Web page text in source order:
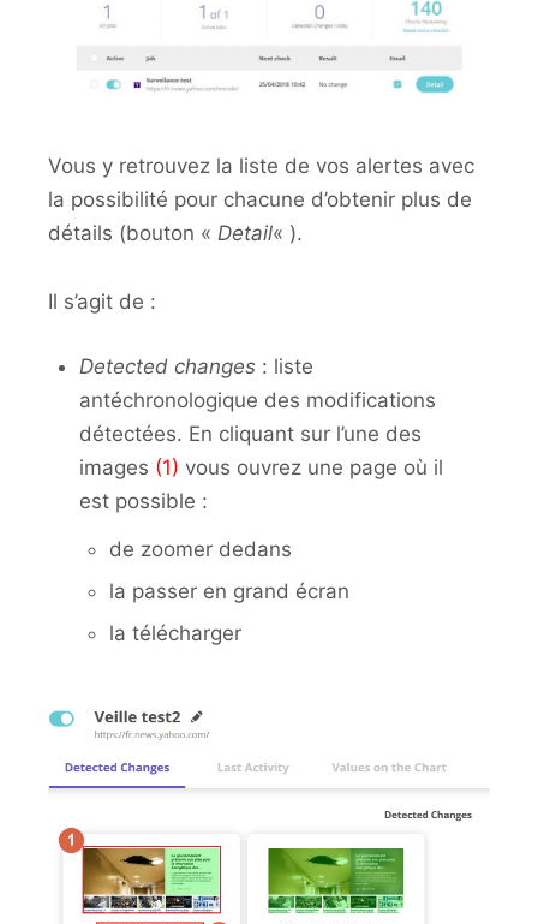
Vous y retrouvez la liste de vos alertes avec
la possibilité pour chacune d’obtenir plus de
détails (bouton « Detail« ).
Il s’agit de :
Detected changes: liste
antéchronologique des modifications
détectées. En cliquant sur l’une des
images (1) vous ouvrez une page où il
est possible :
de zoomer dedans
la passer en grand écran
la télécharger